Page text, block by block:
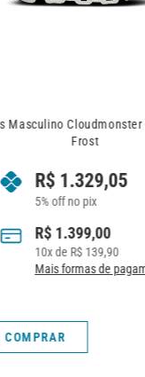
2 White |